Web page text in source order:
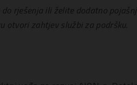
rješenja ili želite dodatno
otvori zahtjev službi za podršku.